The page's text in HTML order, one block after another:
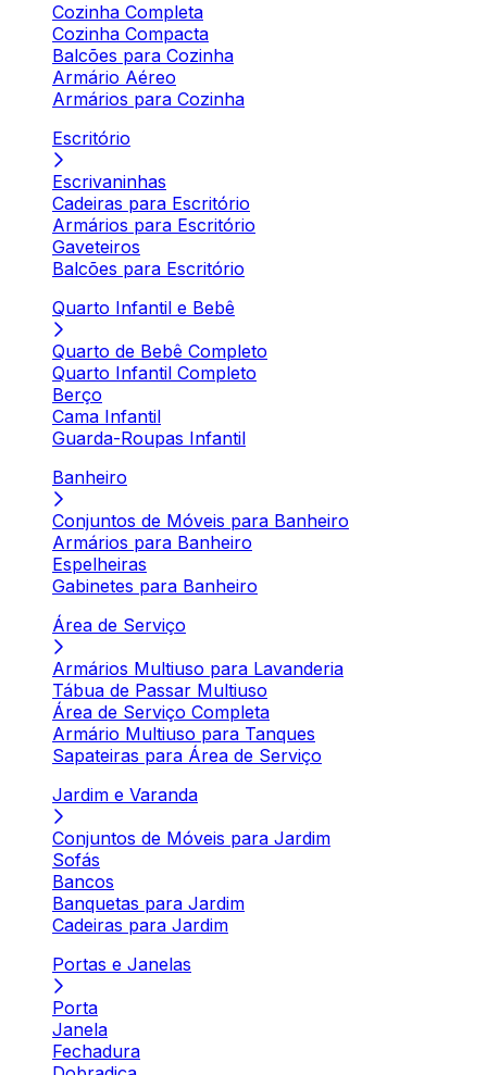
Cozinha Completa
Cozinha Compacta
Balcões para Cozinha
Armário Aéreo
Armários para Cozinha
Escritório
Escrivaninhas
Cadeiras para Escritório
Armários para Escritório
Gaveteiros
Balcões para Escritório
Quarto Infantil e Bebê
Quarto de Bebê Completo
Quarto Infantil Completo
Berço
Cama Infantil
Guarda-Roupas Infantil
Banheiro
Conjuntos de Móveis para Banheiro
Armários para Banheiro
Espelheiras
Gabinetes para Banheiro
Área de Serviço
Armários Multiuso para Lavanderia
Tábua de Passar Multiuso
Área de Serviço Completa
Armário Multiuso para Tanques
Sapateiras para Área de Serviço
Jardim e Varanda
Conjuntos de Móveis para Jardim
Sofás
Bancos
Banquetas para Jardim
Cadeiras para Jardim
Portas e Janelas
Porta
Janela
Fechadura